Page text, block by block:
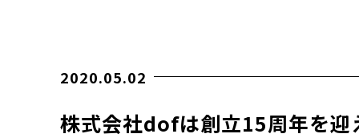
2020.05.02
株式会社dofは創立15周年を迎